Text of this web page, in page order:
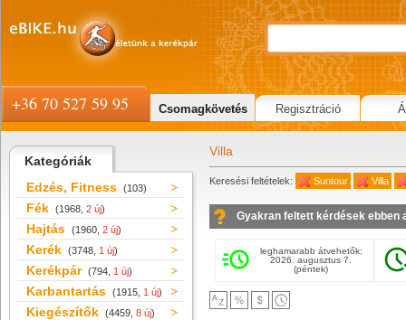
Kategóriák
Edzés, Fitness (103)
Fék (1968, 2 új)
Hajtás (1960, 2 új)
Kerék (3748, 1 új)
Kerékpár (794, 1 új)
Karbantartás (1915, 1 új)
Kiegészítők (4459, 8 új)
Villa
Keresési feltételek: Suntour Villa
Gyakran feltett kérdések ebben
leghamarabb átvehetők:
2026. augusztus 7.
(péntek)
+36 70 527 59 95 Csomagkövetés Regisztráció